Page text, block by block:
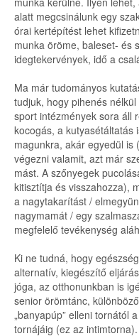
alatt megcsinálunk egy
órai kertépítést lehet
munka öröme, baleset- és
idegtekervények, idő a
Ma már tudományos
tudjuk, hogy pihenés
sport intézmények sora áll
kocogás, a kutyasétáltatás
magunkra, akár egyedül is
végezni valamit, azt már
mást. A szőnyegek
kitisztítja és visszahozza),
a nagytakarítást /
nagymamát / egy
megfelelő tevékenység
Ki ne tudná, hogy
alternatív, kiegészítő
jóga, az otthonunkban is
senior örömtánc,
„banyapúp” elleni tornától
tornájáig (ez az